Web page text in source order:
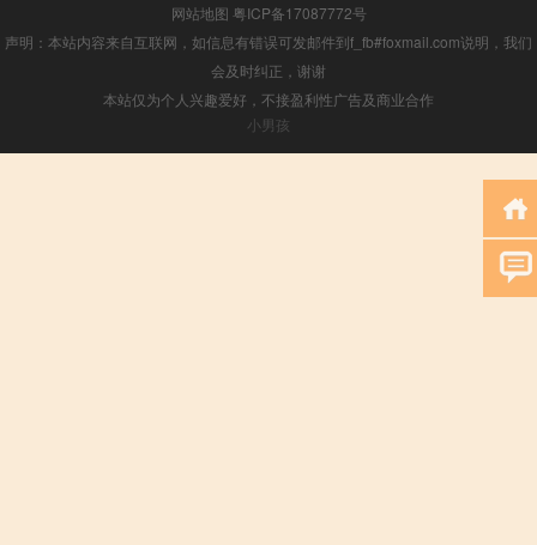
网站地图 粤ICP备17087772号
声明：本站内容来自互联网，如信息有错误可发邮件到f_fb#foxmail.com说明，我们
会及时纠正，谢谢
本站仅为个人兴趣爱好，不接盈利性广告及商业合作
小男孩